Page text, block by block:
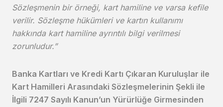
Sözleşmenin bir örneği, kart hamiline ve varsa kefile
verilir. Sözleşme hükümleri ve kartın kullanımı
hakkında kart hamiline ayrıntılı bilgi verilmesi
zorunludur.”
Banka Kartları ve Kredi Kartı Çıkaran Kuruluşlar ile
Kart Hamilleri Arasındaki Sözleşmelerinin Şekli ile
İlgili 7247 Sayılı Kanun’un Yürürlüğe Girmesinden